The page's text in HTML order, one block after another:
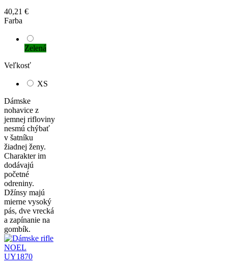
40,21 €
Farba
Zelená
Veľkosť
XS
Dámske
nohavice z
jemnej rifloviny
nesmú chýbať
v šatníku
žiadnej ženy.
Charakter im
dodávajú
početné
odreniny.
Džínsy majú
mierne vysoký
pás, dve vrecká
a zapínanie na
gombík.